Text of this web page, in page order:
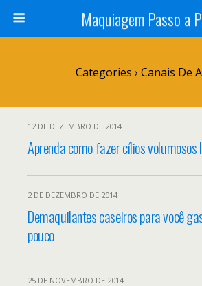
Maquiagem Passo a
Categories › Canais De
12 DE DEZEMBRO DE 2014
Aprenda como fazer cílios volumosos
2 DE DEZEMBRO DE 2014
Demaquilantes caseiros para você
pouco
25 DE NOVEMBRO DE 2014